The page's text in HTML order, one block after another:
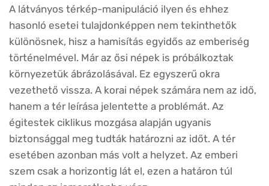
A látványos térkép-manipuláció ilyen és ehhez
hasonló esetei tulajdonképpen nem tekinthetők
különösnek, hisz a hamisítás egyidős az emberiség
történelmével. Már az ősi népek is próbálkoztak
környezetük ábrázolásával. Ez egyszerű okra
vezethető vissza. A korai népek számára nem az idő,
hanem a tér leírása jelentette a problémát. Az
égitestek ciklikus mozgása alapján ugyanis
biztonsággal meg tudták határozni az időt. A tér
esetében azonban más volt a helyzet. Az emberi
szem csak a horizontig lát el, ezen a határon túl